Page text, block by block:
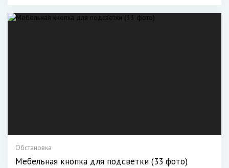
Обстановка
Мебельная кнопка для подсветки (33 фото)